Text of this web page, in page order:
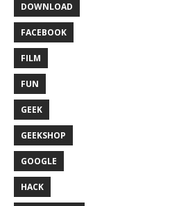
DOWNLOAD
FACEBOOK
FILM
FUN
GEEK
GEEKSHOP
GOOGLE
HACK